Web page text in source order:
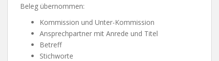
Beleg übernommen:
Kommission und Unter-Kommission
Ansprechpartner mit Anrede und Titel
Betreff
Stichworte